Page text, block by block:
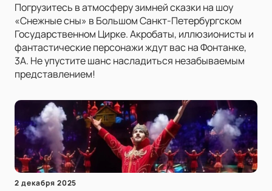
Погрузитесь в атмосферу зимней сказки на шоу
«Снежные сны» в Большом Санкт-Петербургском
Государственном Цирке. Акробаты, иллюзионисты и
фантастические персонажи ждут вас на Фонтанке,
3А. Не упустите шанс насладиться незабываемым
представлением!
2 декабря 2025